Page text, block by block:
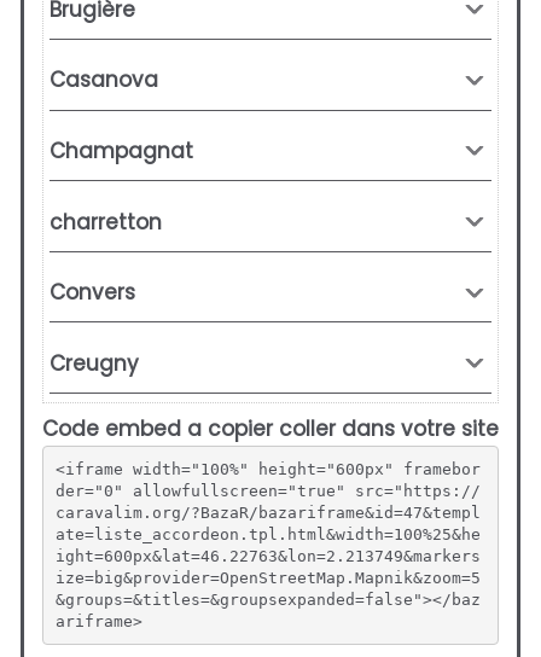
Code embed a copier coller dans votre site
<iframe width="100%" height="600px" framebor
der="0" allowfullscreen="true" src="https://
caravalim.org/?BazaR/bazariframe&id=47&templ
ate=liste_accordeon.tpl.html&width=100%25&he
ight=600px&lat=46.22763&lon=2.213749&markers
ize=big&provider=OpenStreetMap.Mapnik&zoom=5
&groups=&titles=&groupsexpanded=false"></baz
ariframe>